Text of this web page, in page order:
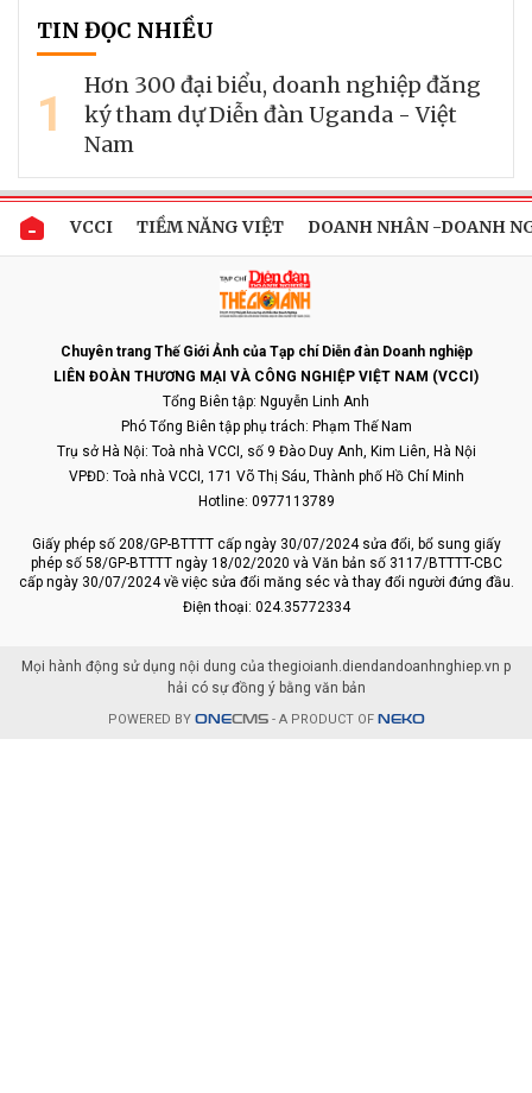
TIN ĐỌC NHIỀU
1
Hơn 300 đại biểu, doanh nghiệp đăng
ký tham dự Diễn đàn Uganda - Việt
Nam
VCCI TIỀM NĂNG VIỆT DOANH NHÂN -DOANH
Chuyên trang Thế Giới Ảnh của Tạp chí Diễn đàn Doanh nghiệp
LIÊN ĐOÀN THƯƠNG MẠI VÀ CÔNG NGHIỆP VIỆT NAM (VCCI)
Tổng Biên tập: Nguyễn Linh Anh
Phó Tổng Biên tập phụ trách: Phạm Thế Nam
Trụ sở Hà Nội: Toà nhà VCCI, số 9 Đào Duy Anh, Kim Liên, Hà Nội
VPĐD: Toà nhà VCCI, 171 Võ Thị Sáu, Thành phố Hồ Chí Minh
Hotline: 0977113789
Giấy phép số 208/GP-BTTTT cấp ngày 30/07/2024 sửa đổi, bổ sung giấy
phép số 58/GP-BTTTT ngày 18/02/2020 và Văn bản số 3117/BTTTT-CBC
cấp ngày 30/07/2024 về việc sửa đổi măng séc và thay đổi người đứng đầu.
Điện thoại: 024.35772334
Mọi hành động sử dụng nội dung của thegioianh.diendandoanhnghiep.vn p
hải có sự đồng ý bằng văn bản
POWERED BY ONECMS- A PRODUCT OF NEKO